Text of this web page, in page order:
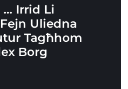
… Irrid Li
Uliedna
Tagħhom
Borg